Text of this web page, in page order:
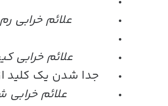
علائم خرابی رم
علائم خرابی
جدا شدن یک کلید
علائم خرابی